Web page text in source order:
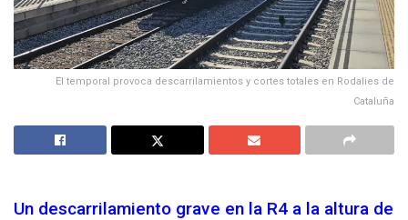
El temporal provoca descarrilamientos y cortes totales en Rodalies de
Cataluña
Un descarrilamiento grave en la R4 a la altura de